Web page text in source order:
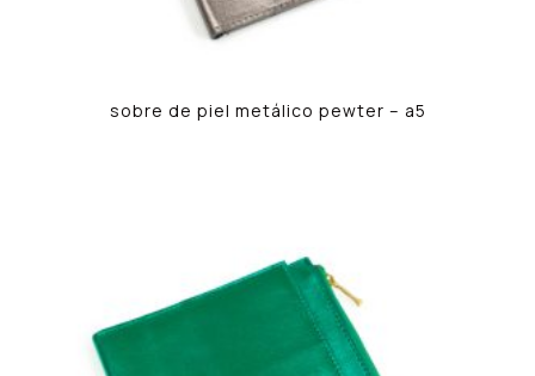
sobre de piel metálico pewter – a5